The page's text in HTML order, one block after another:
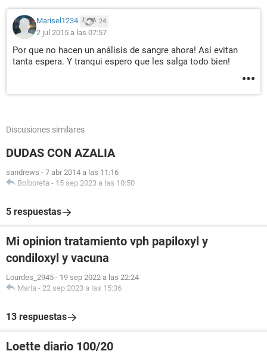
Marisel1234 24
2 jul 2015 a las 07:57
Por que no hacen un análisis de sangre ahora! Así evitan
tanta espera. Y tranqui espero que les salga todo bien!
Discusiones similares
DUDAS CON AZALIA
sandrews - 7 abr 2014 a las 11:16
Bolboreta - 15 sep 2023 a las 10:50
5 respuestas
Mi opinion tratamiento vph papiloxyl y
condiloxyl y vacuna
Lourdes_2945 - 19 sep 2022 a las 22:24
Maria - 22 sep 2023 a las 15:36
13 respuestas
Loette diario 100/20